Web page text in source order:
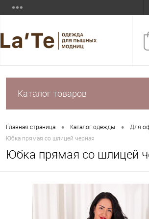
Каталог товаров
Главная страница • Каталог одежды • Для
Юбка прямая со шлицей черная
Юбка прямая со шлицей